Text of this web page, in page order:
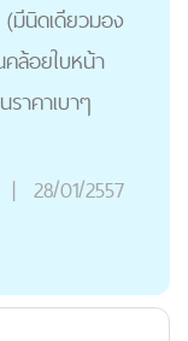
นิดเดียวมอง
ล้อยใบหน้า
าคาเบาๆ
| 28/01/2557